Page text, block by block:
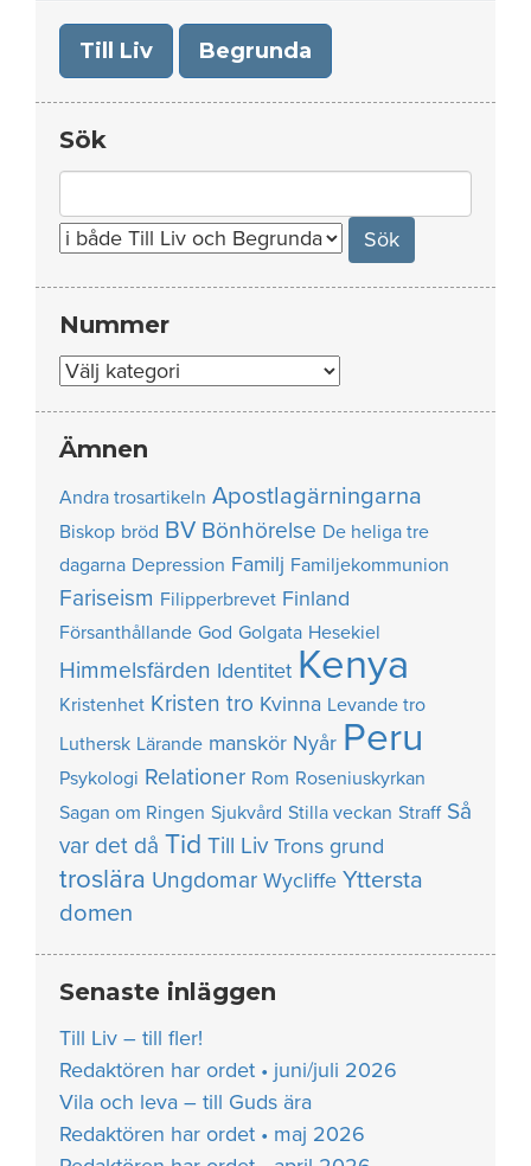
Till Liv Begrunda
Sök
for:
Nummer
Nummer
Ämnen
Andra trosartikeln Apostlagärningarna
Biskop bröd BV Bönhörelse De heliga tre
dagarna Depression Familj Familjekommunion
Fariseism Filipperbrevet Finland
Försanthållande God Golgata Hesekiel
Himmelsfärden Identitet Kenya
Kristenhet Kristen tro Kvinna Levande tro
Luthersk Lärande manskör Nyår Peru
Psykologi Relationer Rom Roseniuskyrkan
Sagan om Ringen Sjukvård Stilla veckan Straff Så
var det då Tid Till Liv Trons grund
troslära Ungdomar Wycliffe Yttersta
domen
Senaste inläggen
Till Liv – till fler!
Redaktören har ordet • juni/juli 2026
Vila och leva – till Guds ära
Redaktören har ordet • maj 2026